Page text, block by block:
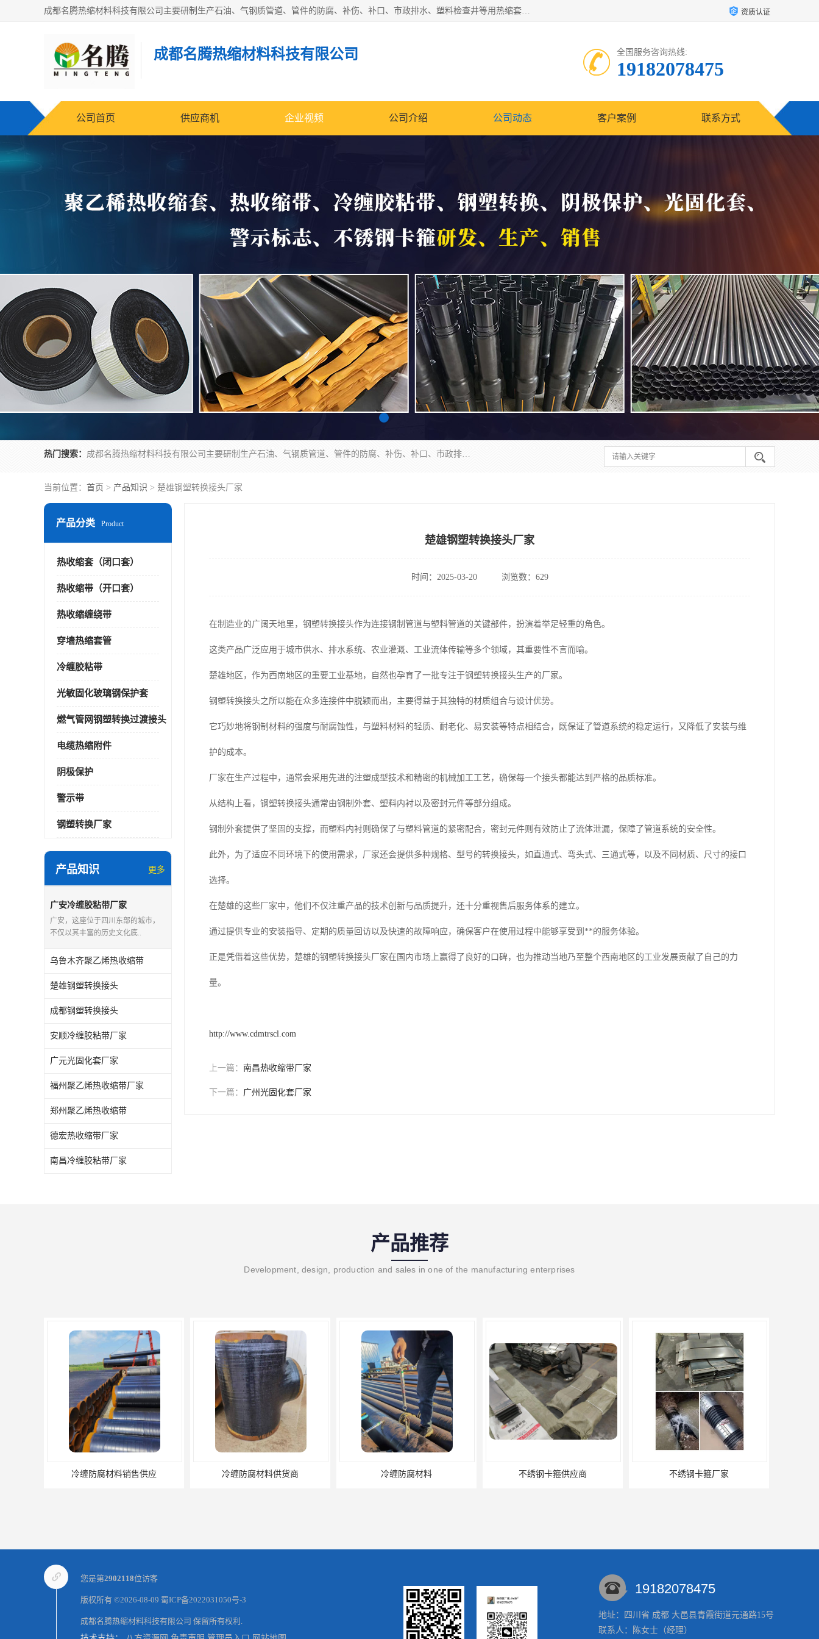
成都名腾热缩材料科技有限公司​主要研制生产石油、气钢质管道、管件的防腐、补伤、补口、市政排水、塑料检查井等用热缩套及市政排水管道不锈钢卡箍。产品包含：不锈钢卡箍、钢塑转换、光固化套、聚乙烯热收缩带、聚乙烯热收缩套、冷缠胶粘带、热收缩套、热收缩带、热收缩缠绕带、防腐热收缩带、热缩缠绕带、热缩套、热缩带等。 资质认证
成都名腾热缩材料科技有限公司 全国服务咨询热线:
19182078475
公司首页 供应商机 企业视频 公司介绍 公司动态 客户案例 联系方式
热门搜索： 成都名腾热缩材料科技有限公司​主要研制生产石油、气钢质管道、管件的防腐、补伤、补口、市政排水、塑料检查井等用热缩套及市政排水管道不锈钢卡箍。产品包含：不锈钢卡箍、钢塑转换、光固化套、聚乙烯热收缩带、聚乙烯热收缩套、冷缠胶粘带、热收缩套、热收缩带、热收缩缠绕带、防腐热收缩带、热缩缠绕带、热缩套、热缩带等。
当前位置： 首页 > 产品知识 > 楚雄钢塑转换接头厂家
产品分类 Product
热收缩套（闭口套）
热收缩带（开口套）
热收缩缠绕带
穿墙热缩套管
冷缠胶粘带
光敏固化玻璃钢保护套
燃气管网钢塑转换过渡接头
电缆热缩附件
阴极保护
警示带
钢塑转换厂家
产品知识 更多
广安冷缠胶粘带厂家
广安，这座位于四川东部的城市，
不仅以其丰富的历史文化底..
乌鲁木齐聚乙烯热收缩带
楚雄钢塑转换接头
成都钢塑转换接头
安顺冷缠胶粘带厂家
广元光固化套厂家
福州聚乙烯热收缩带厂家
郑州聚乙烯热收缩带
德宏热收缩带厂家
南昌冷缠胶粘带厂家
楚雄钢塑转换接头厂家
时间：2025-03-20 浏览数：629
在制造业的广阔天地里，钢塑转换接头作为连接钢制管道与塑料管道的关键部件，扮演着举足轻重的角色。
这类产品广泛应用于城市供水、排水系统、农业灌溉、工业流体传输等多个领域，其重要性不言而喻。
楚雄地区，作为西南地区的重要工业基地，自然也孕育了一批专注于钢塑转换接头生产的厂家。
钢塑转换接头之所以能在众多连接件中脱颖而出，主要得益于其独特的材质组合与设计优势。
它巧妙地将钢制材料的强度与耐腐蚀性，与塑料材料的轻质、耐老化、易安装等特点相结合，既保证了管道系统的稳定运行，又降低了安装与维
护的成本。
厂家在生产过程中，通常会采用先进的注塑成型技术和精密的机械加工工艺，确保每一个接头都能达到严格的品质标准。
从结构上看，钢塑转换接头通常由钢制外套、塑料内衬以及密封元件等部分组成。
钢制外套提供了坚固的支撑，而塑料内衬则确保了与塑料管道的紧密配合，密封元件则有效防止了流体泄漏，保障了管道系统的安全性。
此外，为了适应不同环境下的使用需求，厂家还会提供多种规格、型号的转换接头，如直通式、弯头式、三通式等，以及不同材质、尺寸的接口
选择。
在楚雄的这些厂家中，他们不仅注重产品的技术创新与品质提升，还十分重视售后服务体系的建立。
通过提供专业的安装指导、定期的质量回访以及快速的故障响应，确保客户在使用过程中能够享受到**的服务体验。
正是凭借着这些优势，楚雄的钢塑转换接头厂家在国内市场上赢得了良好的口碑，也为推动当地乃至整个西南地区的工业发展贡献了自己的力
量。
http://www.cdmtrscl.com
上一篇： 南昌热收缩带厂家
下一篇： 广州光固化套厂家
产品推荐
Development, design, production and sales in one of the manufacturing enterprises
冷缠防腐材料供货商 冷缠防腐材料 不绣钢卡箍供应商 不绣钢卡箍厂家
您是第2902118位访客
版权所有 ©2026-08-09 蜀ICP备2022031050号-3
成都名腾热缩材料科技有限公司 保留所有权利.
19182078475
地址：四川省 成都 大邑县青霞街道元通路15号
联系人：陈女士 （经理）